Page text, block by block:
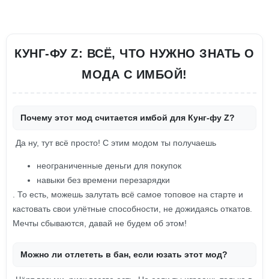
КУНГ-ФУ Z: ВСЁ, ЧТО НУЖНО ЗНАТЬ О
МОДА С ИМБОЙ!
Почему этот мод считается имбой для Кунг-фу Z?
Да ну, тут всё просто! С этим модом ты получаешь
неограниченные деньги для покупок
навыки без времени перезарядки
. То есть, можешь залутать всё самое топовое на старте и
кастовать свои улётные способности, не дожидаясь откатов.
Мечты сбываются, давай не будем об этом!
Можно ли отлететь в бан, если юзать этот мод?